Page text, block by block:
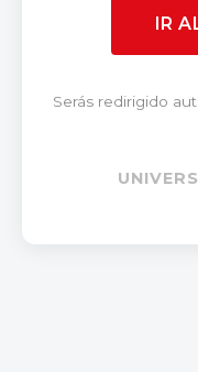
IR
Serás redirigido